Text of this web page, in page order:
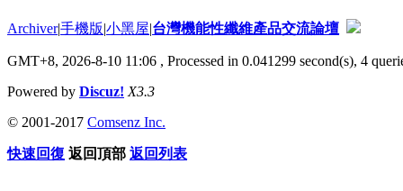
Archiver|手機版|小黑屋|台灣機能性纖維產品交流論壇
GMT+8, 2026-8-10 11:06 , Processed in 0.041299 second(s), 4
Powered by Discuz! X3.3
© 2001-2017 Comsenz Inc.
快速回復 返回頂部 返回列表